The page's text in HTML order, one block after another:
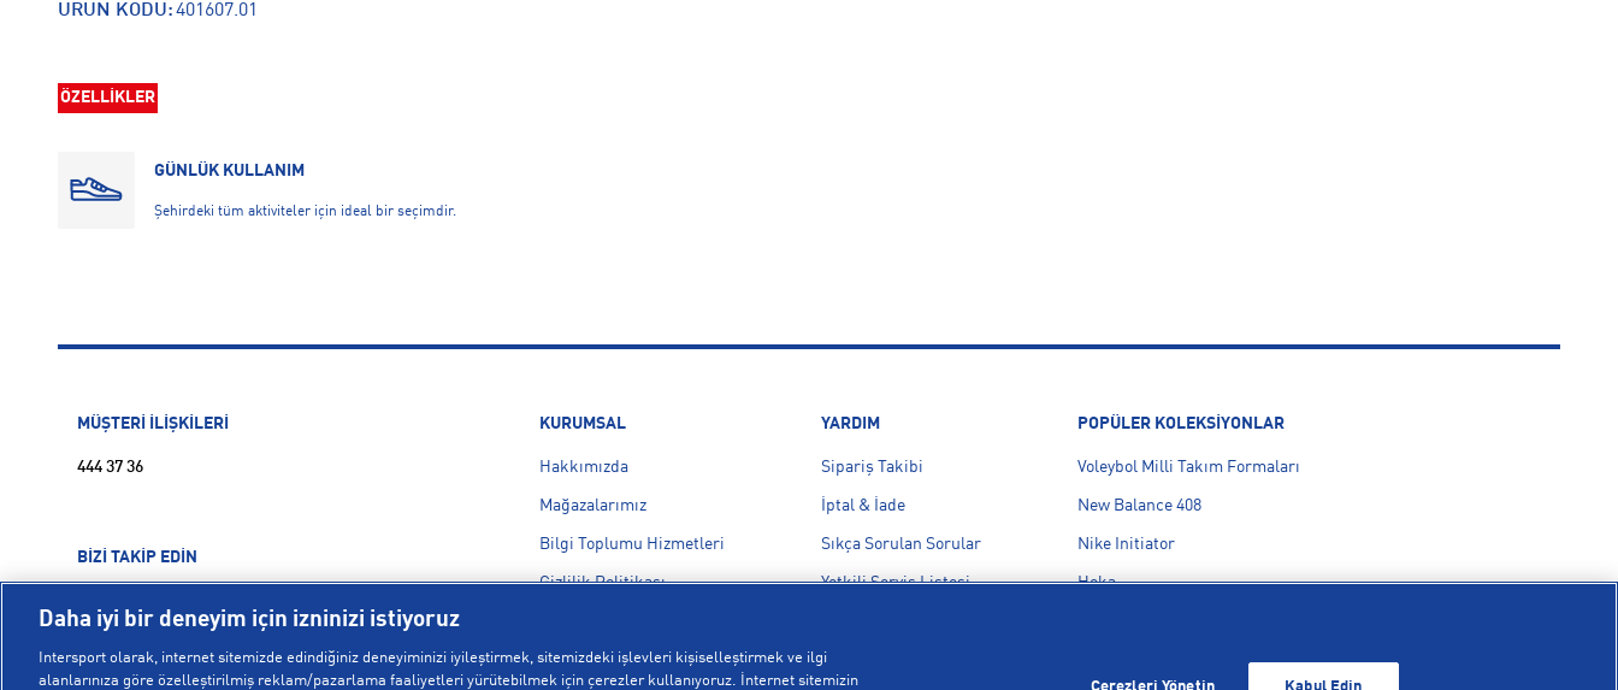
ÜRÜN KODU:401607.01
ÖZELLİKLER
GÜNLÜK KULLANIM
Şehirdeki tüm aktiviteler için ideal bir seçimdir.
MÜŞTERİ İLİŞKİLERİ
444 37 36
BİZİ TAKİP EDİN
KURUMSAL
Hakkımızda
Mağazalarımız
Bilgi Toplumu Hizmetleri
Gizlilik Politikası
Kampanyalar
YARDIM
Sipariş Takibi
İptal & İade
Sıkça Sorulan Sorular
Yetkili Servis Listesi
POPÜLER KOLEKSİYONLAR
Voleybol Milli Takım Formaları
New Balance 408
Nike Initiator
Hoka
Daha iyi bir deneyim için izninizi istiyoruz
Intersport olarak, internet sitemizde edindiğiniz deneyiminizi iyileştirmek, sitemizdeki işlevleri kişiselleştirmek ve ilgi
alanlarınıza göre özelleştirilmiş reklam/pazarlama faaliyetleri yürütebilmek için çerezler kullanıyoruz. İnternet sitemizin